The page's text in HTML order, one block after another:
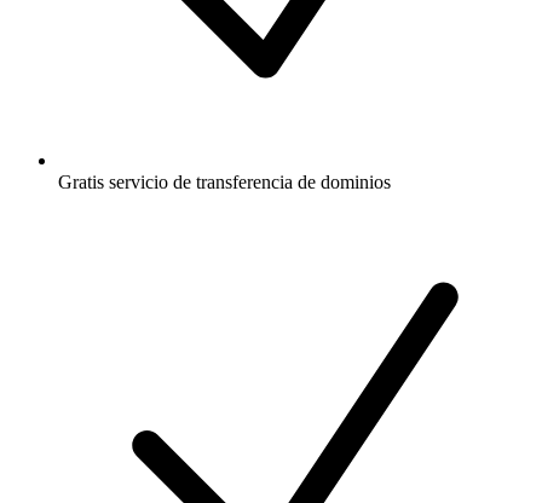
Gratis servicio de transferencia de dominios